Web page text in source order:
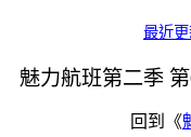
最近
魅力航班第二季
回到《